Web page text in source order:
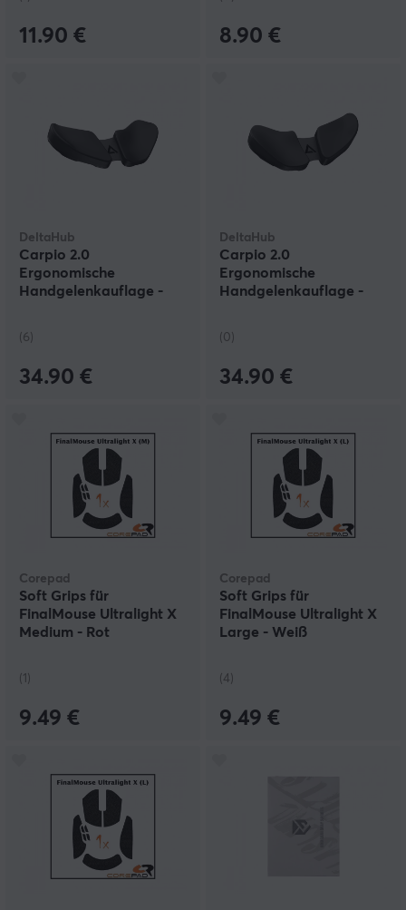
11.90 € 8.90 €
DeltaHub
Carpio 2.0
Ergonomische
Handgelenkauflage -
(6)
34.90 €
DeltaHub
Carpio 2.0
Ergonomische
Handgelenkauflage -
(0)
34.90 €
Corepad
Soft Grips für
FinalMouse Ultralight X
Medium - Rot
(1)
9.49 €
Corepad
Soft Grips für
FinalMouse Ultralight X
Large - Weiß
(4)
9.49 €